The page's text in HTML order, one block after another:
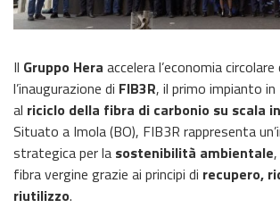
Il Gruppo Hera accelera l’economia circolare
l’inaugurazione di FIB3R, il primo impianto
al riciclo della fibra di carbonio su scala
Situato a Imola (BO), FIB3R rappresenta
strategica per la sostenibilità ambientale,
fibra vergine grazie ai principi di recupero,
riutilizzo.